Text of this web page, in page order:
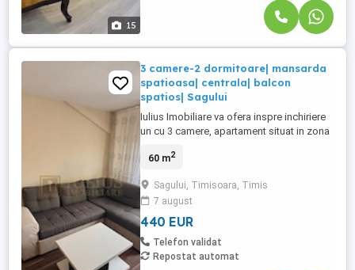
15
3 camere-2 dormitoare| mansarda
spatioasa| centrala| balcon
spatios| Sagului
Iulius Imobiliare va ofera inspre inchiriere
un cu 3 camere, apartament situat in zona
alcatuit din 2 dormitoare, primul dormitor
viitorului chirias, dar este si un pat sigiliat
pentru o persoana care trebuie doar
montat. ...
60 m2
Sagului, Timisoara, Timis
7 august
440 EUR
Telefon validat
Repostat automat